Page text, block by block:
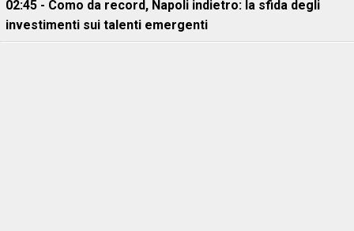
02:45 - Como da record, Napoli indietro: la sfida degli
investimenti sui talenti emergenti